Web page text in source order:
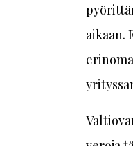
aikaan.